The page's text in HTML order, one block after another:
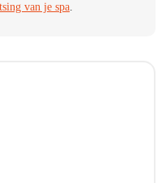
van je spa.